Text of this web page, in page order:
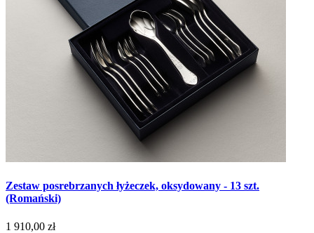
Zestaw posrebrzanych łyżeczek, oksydowany - 13 szt.
(Romański)
1 910,00 zł